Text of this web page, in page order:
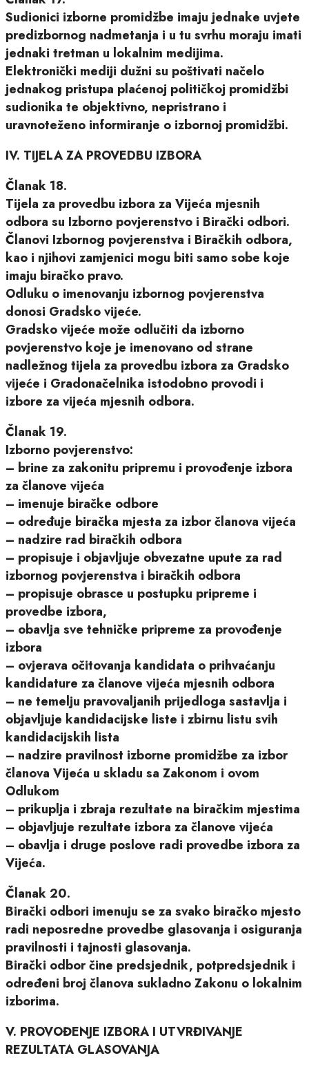
Sudionici izborne promidžbe imaju jednake uvjete
predizbornog nadmetanja i u tu svrhu moraju imati
jednaki tretman u lokalnim medijima.
Elektronički mediji dužni su poštivati načelo
jednakog pristupa plaćenoj političkoj promidžbi
sudionika te objektivno, nepristrano i
uravnoteženo informiranje o izbornoj promidžbi.
IV. TIJELA ZA PROVEDBU IZBORA
Članak 18.
Tijela za provedbu izbora za Vijeća mjesnih
odbora su Izborno povjerenstvo i Birački odbori.
Članovi Izbornog povjerenstva i Biračkih odbora,
kao i njihovi zamjenici mogu biti samo sobe koje
imaju biračko pravo.
Odluku o imenovanju izbornog povjerenstva
donosi Gradsko vijeće.
Gradsko vijeće može odlučiti da izborno
povjerenstvo koje je imenovano od strane
nadležnog tijela za provedbu izbora za Gradsko
vijeće i Gradonačelnika istodobno provodi i
izbore za vijeća mjesnih odbora.
Članak 19.
Izborno povjerenstvo:
– brine za zakonitu pripremu i provođenje izbora
za članove vijeća
– imenuje biračke odbore
– određuje biračka mjesta za izbor članova vijeća
– nadzire rad biračkih odbora
– propisuje i objavljuje obvezatne upute za rad
izbornog povjerenstva i biračkih odbora
– propisuje obrasce u postupku pripreme i
provedbe izbora,
– obavlja sve tehničke pripreme za provođenje
izbora
– ovjerava očitovanja kandidata o prihvaćanju
kandidature za članove vijeća mjesnih odbora
– ne temelju pravovaljanih prijedloga sastavlja i
objavljuje kandidacijske liste i zbirnu listu svih
kandidacijskih lista
– nadzire pravilnost izborne promidžbe za izbor
članova Vijeća u skladu sa Zakonom i ovom
Odlukom
– prikuplja i zbraja rezultate na biračkim mjestima
– objavljuje rezultate izbora za članove vijeća
– obavlja i druge poslove radi provedbe izbora za
Vijeća.
Članak 20.
Birački odbori imenuju se za svako biračko mjesto
radi neposredne provedbe glasovanja i osiguranja
pravilnosti i tajnosti glasovanja.
Birački odbor čine predsjednik, potpredsjednik i
određeni broj članova sukladno Zakonu o lokalnim
izborima.
V. PROVOĐENJE IZBORA I UTVRĐIVANJE
REZULTATA GLASOVANJA